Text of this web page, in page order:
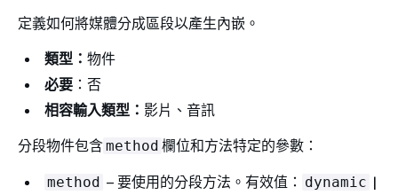
定義如何將媒體分成區段以產生內嵌。
類型： 物件
必要 ：否
相容輸入類型： 影片、音訊
分段物件包含method 欄位和方法特定的參數：
method – 要使用的分段方法。有效值： dynamic |